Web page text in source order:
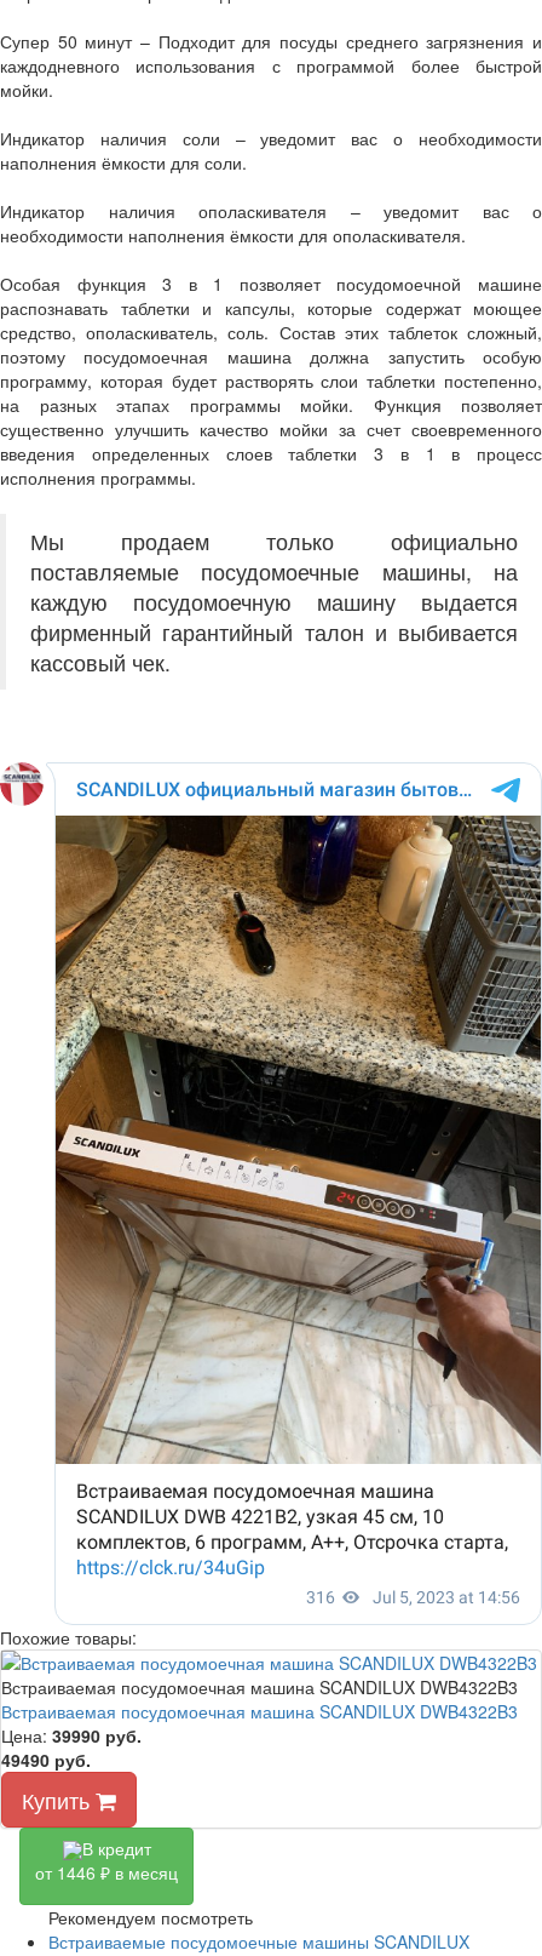
Супер 50 минут – Подходит для посуды среднего загрязнения и
каждодневного использования с программой более быстрой
мойки.
Индикатор наличия соли – уведомит вас о необходимости
наполнения ёмкости для соли.
Индикатор наличия ополаскивателя – уведомит вас о
необходимости наполнения ёмкости для ополаскивателя.
Особая функция 3 в 1 позволяет посудомоечной машине
распознавать таблетки и капсулы, которые содержат моющее
средство, ополаскиватель, соль. Состав этих таблеток сложный,
поэтому посудомоечная машина должна запустить особую
программу, которая будет растворять слои таблетки постепенно,
на разных этапах программы мойки. Функция позволяет
существенно улучшить качество мойки за счет своевременного
введения определенных слоев таблетки 3 в 1 в процесс
исполнения программы.
Мы продаем только официально
поставляемые посудомоечные машины, на
каждую посудомоечную машину выдается
фирменный гарантийный талон и выбивается
кассовый чек.
Похожие товары:
Встраиваемая посудомоечная машина SCANDILUX DWB4322B3
Встраиваемая посудомоечная машина SCANDILUX DWB4322B3
Цена: 39990 руб.
49490 руб.
Купить
В кредит
от 1446 ₽ в месяц
Рекомендуем посмотреть
Встраиваемые посудомоечные машины SCANDILUX